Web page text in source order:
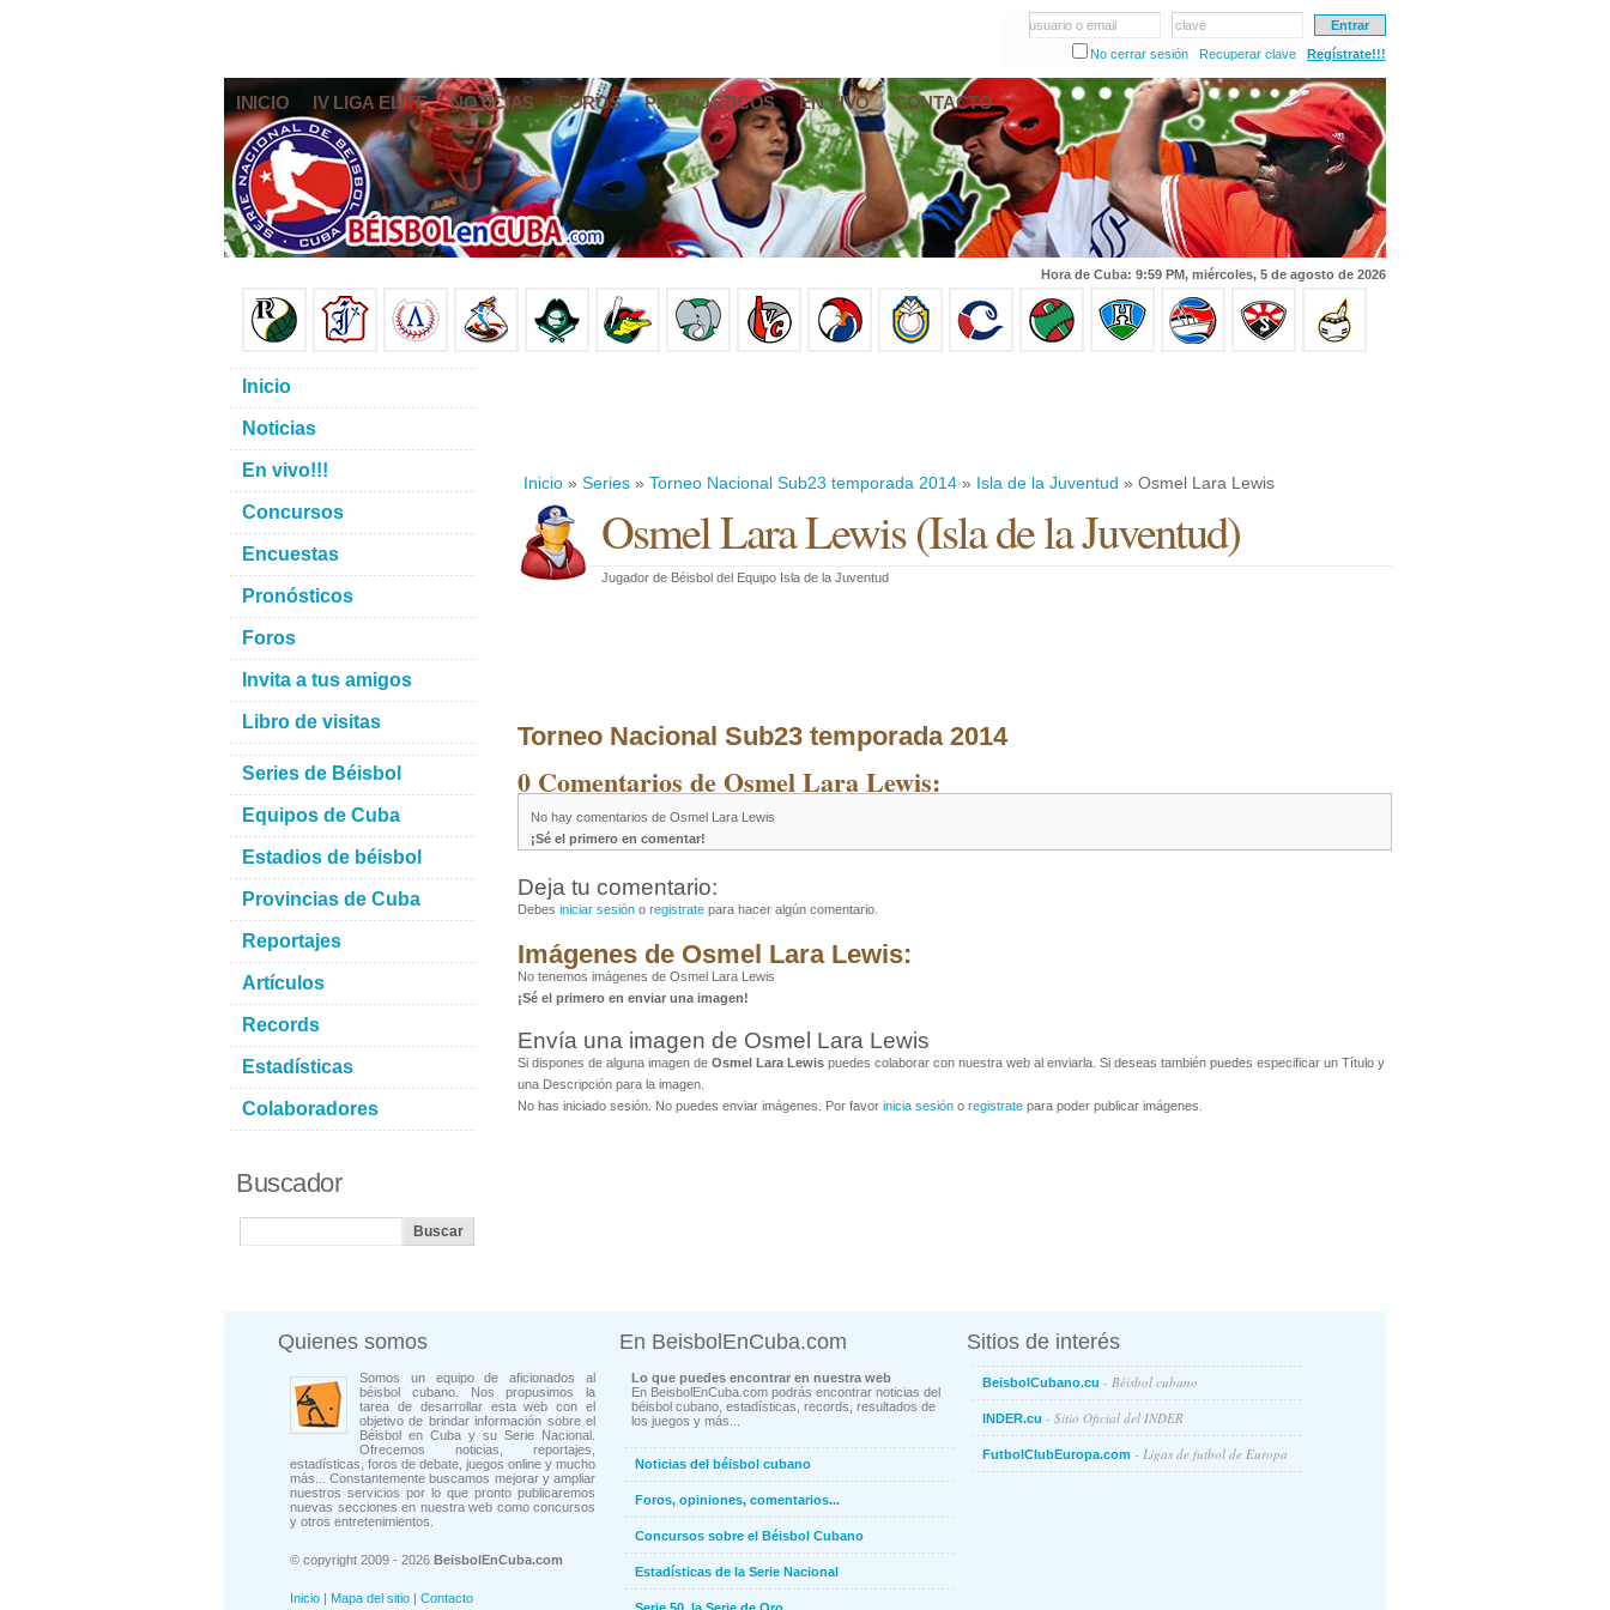
usuario o email
clave
No cerrar sesión
Recuperar clave Regístrate!!!
INICIO IV LIGA ELITE NOTICIAS FOROS PRONÓSTICOS EN VIVO CONTACTO
Hora de Cuba: 9:59 PM, miércoles, 5 de agosto de 2026
Inicio » Series » Torneo Nacional Sub23 temporada 2014 » Isla de la Juventud » Osmel Lara Lewis
Osmel Lara Lewis(Isla de la Juventud)
Jugador de Béisbol del Equipo Isla de la Juventud
Torneo Nacional Sub23 temporada 2014
0 Comentarios de Osmel Lara Lewis:
No hay comentarios de Osmel Lara Lewis
¡Sé el primero en comentar!
Deja tu comentario:
Debes iniciar sesión o registrate para hacer algún comentario.
Imágenes de Osmel Lara Lewis:
No tenemos imágenes de Osmel Lara Lewis
¡Sé el primero en enviar una imagen!
Envía una imagen de Osmel Lara Lewis
Si dispones de alguna imagen de Osmel Lara Lewis puedes colaborar con nuestra web al enviarla. Si deseas también puedes especificar un Título y
una Descripción para la imagen.
No has iniciado sesión. No puedes enviar imágenes. Por favor inicia sesión o registrate para poder publicar imágenes.
Inicio
Noticias
En vivo!!!
Concursos
Encuestas
Pronósticos
Foros
Invita a tus amigos
Libro de visitas
Series de Béisbol
Equipos de Cuba
Estadios de béisbol
Provincias de Cuba
Reportajes
Artículos
Records
Estadísticas
Colaboradores
Buscador
Quienes somos
Somos un equipo de aficionados al
béisbol cubano. Nos propusimos la
tarea de desarrollar esta web con el
objetivo de brindar información sobre el
Béisbol en Cuba y su Serie Nacional.
Ofrecemos noticias, reportajes,
estadísticas, foros de debate, juegos online y mucho
más... Constantemente buscamos mejorar y ampliar
nuestros servicios por lo que pronto publicaremos
nuevas secciones en nuestra web como concursos
y otros entretenimientos.
© copyright 2009 - 2026 BeisbolEnCuba.com
Inicio | Mapa del sitio | Contacto
En BeisbolEnCuba.com
Lo que puedes encontrar en nuestra web
En BeisbolEnCuba.com podrás encontrar noticias del
béisbol cubano, estadísticas, records, resultados de
los juegos y más...
Noticias del béisbol cubano
Foros, opiniones, comentarios...
Concursos sobre el Béisbol Cubano
Estadísticas de la Serie Nacional
Sitios de interés
BeisbolCubano.cu - Béisbol cubano
INDER.cu - Sitio Oficial del INDER
FutbolClubEuropa.com - Ligas de futbol de Europa